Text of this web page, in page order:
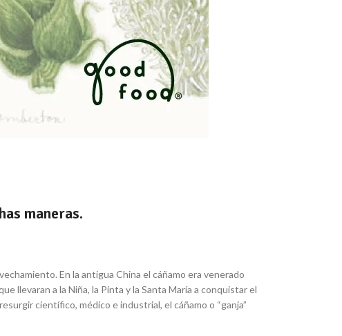
maneras.
En la antigua China el cáñamo era venerado
llevaran a la Niña, la Pinta y la Santa María a conquistar el
científico, médico e industrial, el cáñamo o “ganja”